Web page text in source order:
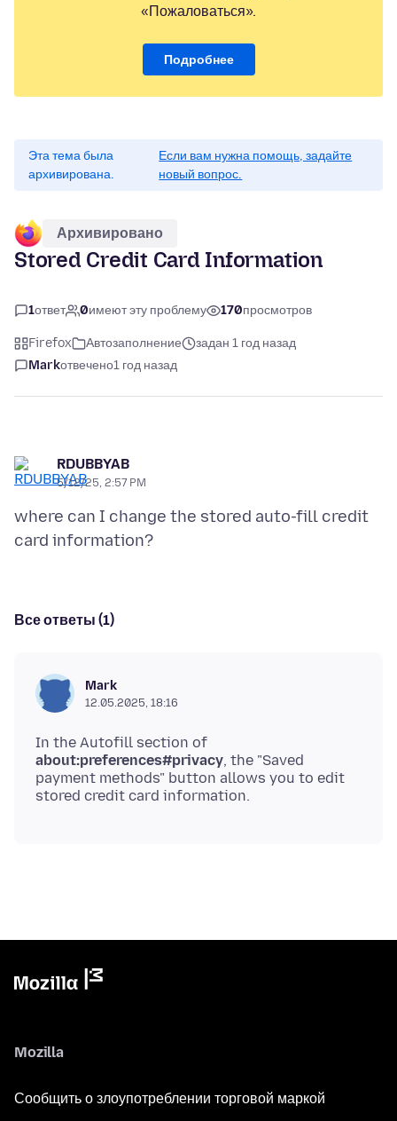
«Пожаловаться».
Подробнее
Эта тема была
архивирована.
Если вам нужна помощь, задайте
новый вопрос.
Архивировано
Stored Credit Card Information
1ответ 0имеют эту проблему 170просмотров
Firefox Автозаполнение
задан 1 год назад
Markотвечено1 год назад
RDUBBYAB
5/12/25, 2:57 PM
where can I change the stored auto-fill credit
Все ответы (1)
Mark
12.05.2025, 18:16
In the Autofill section of
about:preferences#privacy, the "Saved
payment methods" button allows you to edit
Mozilla
Сообщить о злоупотреблении торговой маркой